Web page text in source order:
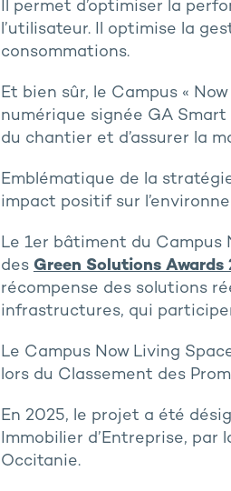
Il permet d’optimiser la
l’utilisateur. Il optimise la
consommations.
Et bien sûr, le Campus «
numérique signée GA
du chantier et d’assurer la
Emblématique de la
impact positif sur
Le 1er bâtiment du Campus
des Green Solutions
récompense des solutions
infrastructures, qui
Le Campus Now Living
lors du Classement des
En 2025, le projet a été
Immobilier d’Entreprise, par
Occitanie.